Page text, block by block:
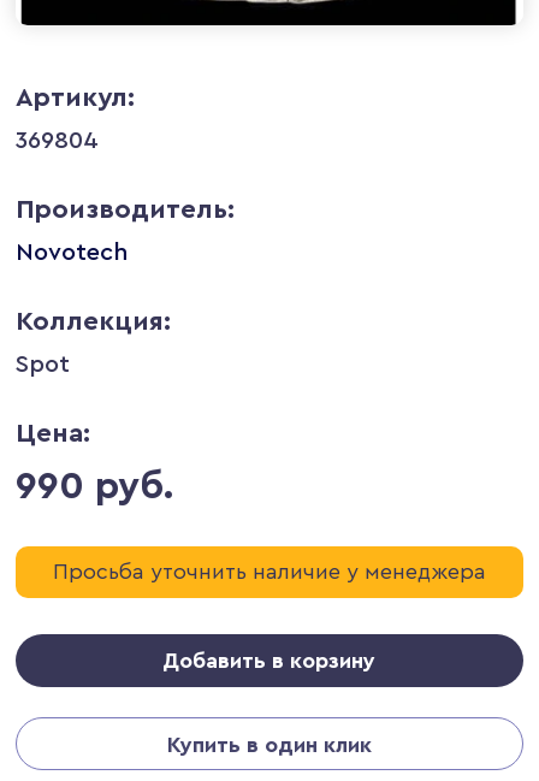
Артикул:
369804
Производитель:
Novotech
Коллекция:
Spot
Цена:
990 руб.
Просьба уточнить наличие у менеджера
Добавить в корзину
Купить в один клик